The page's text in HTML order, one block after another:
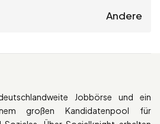
Andere
Jobbörse und ein
großen Kandidatenpool für